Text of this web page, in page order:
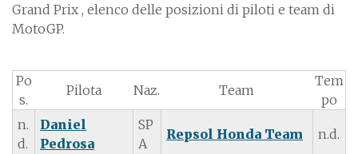
Grand Prix , elenco delle posizioni di piloti e team di
MotoGP.
Po
s.
Pilota Naz. Team
Tem
po
n.
d.
Daniel
Pedrosa
SP
A
Repsol Honda Team n.d.